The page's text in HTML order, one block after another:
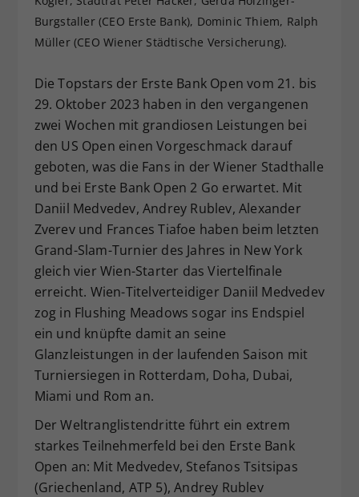
Burgstaller (CEO Erste Bank), Dominic Thiem, Ralph
Müller (CEO Wiener Städtische Versicherung).
Die Topstars der Erste Bank Open vom 21. bis
29. Oktober 2023 haben in den vergangenen
zwei Wochen mit grandiosen Leistungen bei
den US Open einen Vorgeschmack darauf
geboten, was die Fans in der Wiener Stadthalle
und bei Erste Bank Open 2 Go erwartet. Mit
Daniil Medvedev, Andrey Rublev, Alexander
Zverev und Frances Tiafoe haben beim letzten
Grand-Slam-Turnier des Jahres in New York
gleich vier Wien-Starter das Viertelfinale
erreicht. Wien-Titelverteidiger Daniil Medvedev
zog in Flushing Meadows sogar ins Endspiel
ein und knüpfte damit an seine
Glanzleistungen in der laufenden Saison mit
Turniersiegen in Rotterdam, Doha, Dubai,
Miami und Rom an.
Der Weltranglistendritte führt ein extrem
starkes Teilnehmerfeld bei den Erste Bank
Open an: Mit Medvedev, Stefanos Tsitsipas
(Griechenland, ATP 5), Andrey Rublev
Dieser Wert speichert Ihre Consent-
Einstellungen. Unter anderem eine
vorgenommen Einstellungen, falls der
Webseiten-Betreiber dies eingestellt
hat.